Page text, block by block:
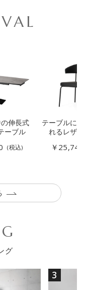
伸長式
ーブル
(税込)
テーブルに
れるレザー
￥25,740
グ
3